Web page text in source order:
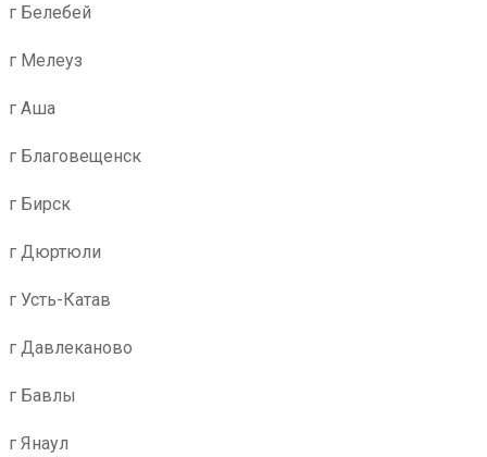
г Белебей
г Мелеуз
г Аша
г Благовещенск
г Бирск
г Дюртюли
г Усть-Катав
г Давлеканово
г Бавлы
г Янаул